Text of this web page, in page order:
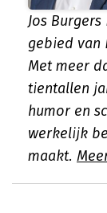
Jos
gebied
Met meer
tientallen
humor en
werkelijk
maakt.